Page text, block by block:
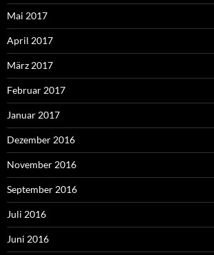
Mai 2017
April 2017
März 2017
Februar 2017
Januar 2017
Dezember 2016
November 2016
September 2016
Juli 2016
Juni 2016